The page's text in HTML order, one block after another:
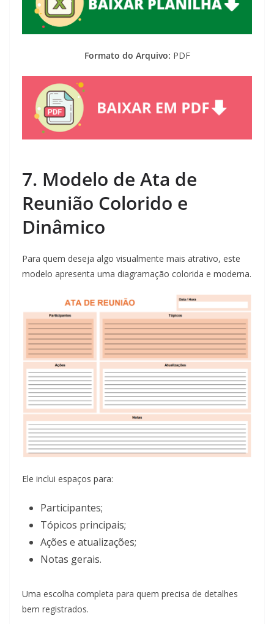
Formato do Arquivo: PDF
7. Modelo de Ata de
Reunião Colorido e
Dinâmico
Para quem deseja algo visualmente mais atrativo, este
modelo apresenta uma diagramação colorida e moderna.
Ele inclui espaços para:
Participantes;
Tópicos principais;
Ações e atualizações;
Notas gerais.
Uma escolha completa para quem precisa de detalhes
bem registrados.